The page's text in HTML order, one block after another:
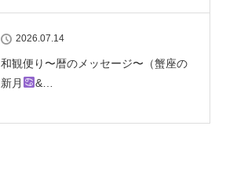
2026.07.14
和観便り〜暦のメッセージ〜（蟹座の
新月
&…